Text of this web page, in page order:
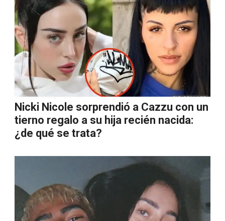
Nicki Nicole sorprendió a Cazzu con un
tierno regalo a su hija recién nacida:
¿de qué se trata?